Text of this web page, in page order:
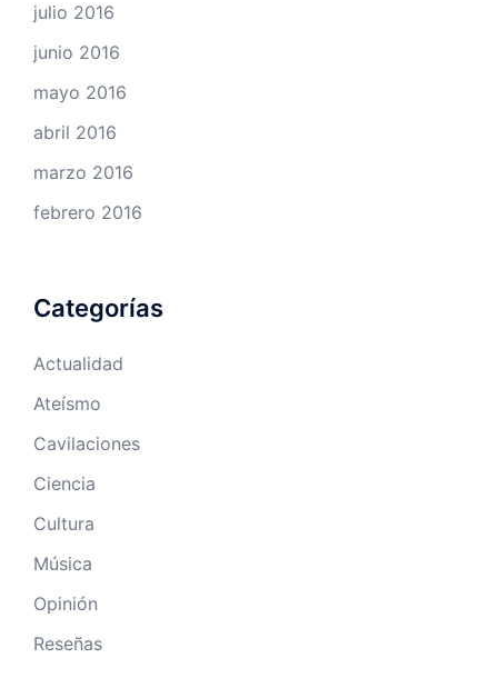
julio 2016
junio 2016
mayo 2016
abril 2016
marzo 2016
febrero 2016
Categorías
Actualidad
Ateísmo
Cavilaciones
Ciencia
Cultura
Música
Opinión
Reseñas